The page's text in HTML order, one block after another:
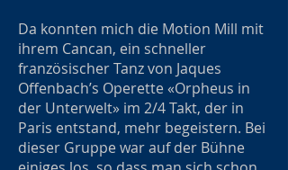
Da konnten mich die Motion Mill mit
ihrem Cancan, ein schneller
französischer Tanz von Jaques
Offenbach’s Operette «Orpheus in
der Unterwelt» im 2/4 Takt, der in
Paris entstand, mehr begeistern. Bei
dieser Gruppe war auf der Bühne